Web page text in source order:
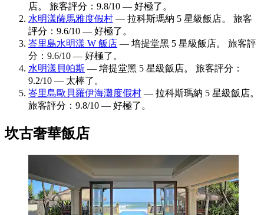
店。 旅客評分：9.8/10 — 好極了。
水明漾薩馬雅度假村 — 拉科斯瑪納 5 星級飯店。 旅客
評分：9.6/10 — 好極了。
峇里島水明漾 W 飯店 — 培提堂黑 5 星級飯店。 旅客評
分：9.6/10 — 好極了。
水明漾貝帕斯 — 培提堂黑 5 星級飯店。 旅客評分：
9.2/10 — 太棒了。
峇里島歐貝羅伊海灘度假村 — 拉科斯瑪納 5 星級飯店。
旅客評分：9.8/10 — 好極了。
坎古奢華飯店